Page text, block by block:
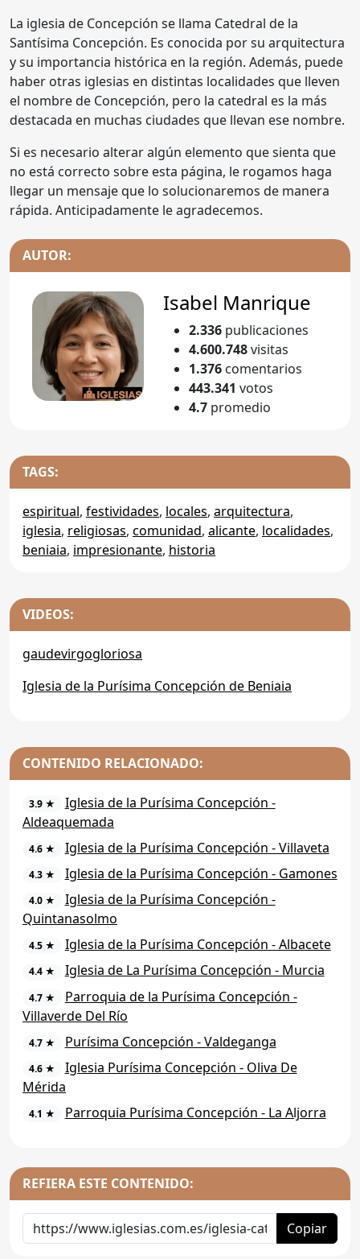
La iglesia de Concepción se llama Catedral de la
Santísima Concepción. Es conocida por su arquitectura
y su importancia histórica en la región. Además, puede
haber otras iglesias en distintas localidades que lleven
el nombre de Concepción, pero la catedral es la más
destacada en muchas ciudades que llevan ese nombre.
Si es necesario alterar algún elemento que sienta que
no está correcto sobre esta página, le rogamos haga
llegar un mensaje que lo solucionaremos de manera
rápida. Anticipadamente le agradecemos.
AUTOR:
Isabel Manrique
2.336 publicaciones
4.600.748visitas
1.376 comentarios
443.341 votos
4.7 promedio
TAGS:
espiritual, festividades, locales, arquitectura,
iglesia, religiosas, comunidad, alicante, localidades,
beniaia, impresionante, historia
VIDEOS:
gaudevirgogloriosa
Iglesia de la Purísima Concepción de Beniaia
CONTENIDO RELACIONADO:
3.9 ★
Iglesia de la Purísima Concepción -
Aldeaquemada
4.6 ★ Iglesia de la Purísima Concepción - Villaveta
4.3 ★ Iglesia de la Purísima Concepción - Gamones
4.0 ★
Iglesia de la Purísima Concepción -
Quintanasolmo
4.5 ★ Iglesia de la Purísima Concepción - Albacete
4.4 ★ Iglesia de La Purísima Concepción - Murcia
4.7 ★
Parroquia de la Purísima Concepción -
Villaverde Del Río
4.7 ★ Purísima Concepción - Valdeganga
4.6 ★
Iglesia Purísima Concepción - Oliva De
Mérida
4.1 ★ Parroquia Purísima Concepción - La Aljorra
REFIERA ESTE CONTENIDO:
Copiar